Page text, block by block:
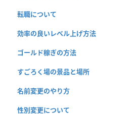
転職について
効率の良いレベル上げ方法
ゴールド稼ぎの方法
すごろく場の景品と場所
名前変更のやり方
性別変更について